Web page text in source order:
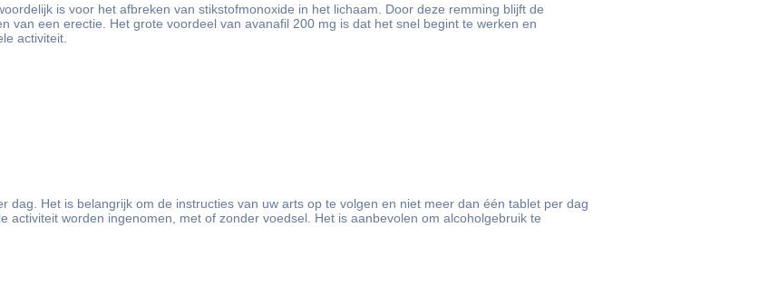
is voor het afbreken van stikstofmonoxide in het lichaam. Door deze remming blijft de
van een erectie. Het grote voordeel van avanafil 200 mg is dat het snel begint te werken en
activiteit.
Het is belangrijk om de instructies van uw arts op te volgen en niet meer dan één tablet per dag
worden ingenomen, met of zonder voedsel. Het is aanbevolen om alcoholgebruik te